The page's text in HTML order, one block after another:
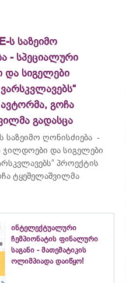
ს საზეიმო
- სპეციალური
სიგელები
გოჩა
გადასცა
საზეიმო ღონისძიება -
ჯილდოები და სიგელები
პროექტის
ტყეშელაშვილმა
ინტელექტუალური
ჩემპიონატის ფინალური
საგანი - მათემატიკის
ოლიმპიადა დაიწყო!